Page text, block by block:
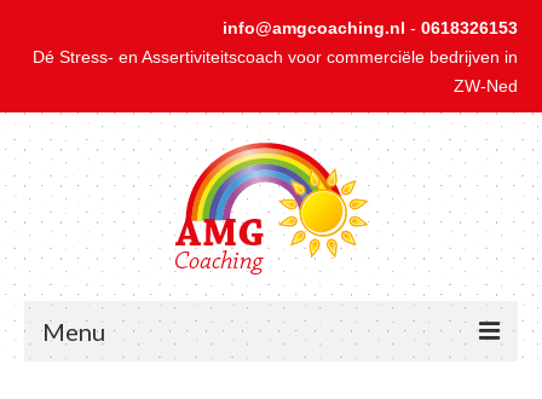
info@amgcoaching.nl - 0618326153
Dé Stress- en Assertiviteitscoach voor commerciële bedrijven in
ZW-Ned
Menu